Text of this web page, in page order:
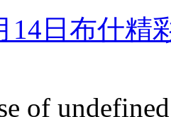
14日布什精
of